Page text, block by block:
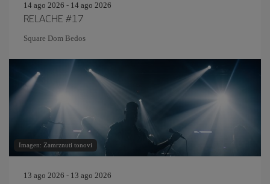
14 ago 2026 - 14 ago 2026
RELACHE #17
Square Dom Bedos
Imagen: Zamrznuti tonovi
13 ago 2026 - 13 ago 2026